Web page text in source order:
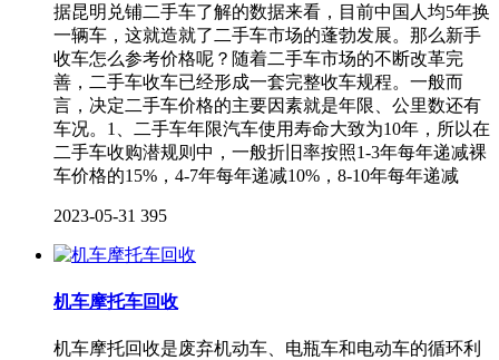
据昆明兑铺二手车了解的数据来看，目前中国人均5年换
一辆车，这就造就了二手车市场的蓬勃发展。那么新手
收车怎么参考价格呢？随着二手车市场的不断改革完
善，二手车收车已经形成一套完整收车规程。一般而
言，决定二手车价格的主要因素就是年限、公里数还有
车况。1、二手车年限汽车使用寿命大致为10年，所以在
二手车收购潜规则中，一般折旧率按照1-3年每年递减裸
车价格的15%，4-7年每年递减10%，8-10年每年递减
2023-05-31 395
机车摩托车回收
机车摩托回收是废弃机动车、电瓶车和电动车的循环利